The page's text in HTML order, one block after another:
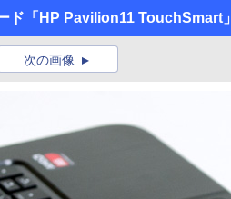
ド「HP Pavilion11 TouchSmart」
次の画像